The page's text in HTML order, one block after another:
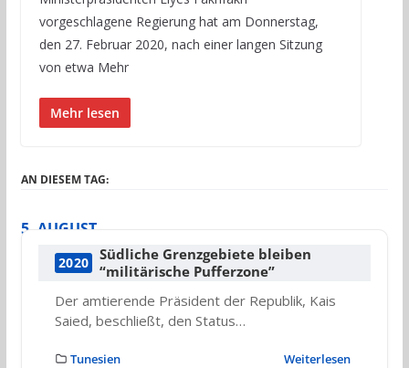
vorgeschlagene Regierung hat am Donnerstag,
den 27. Februar 2020, nach einer langen Sitzung
von etwa Mehr
Mehr lesen
AN DIESEM TAG:
5. AUGUST
2020
Südliche Grenzgebiete bleiben
“militärische Pufferzone”
Der amtierende Präsident der Republik, Kais
Saied, beschließt, den Status…
Tunesien Weiterlesen